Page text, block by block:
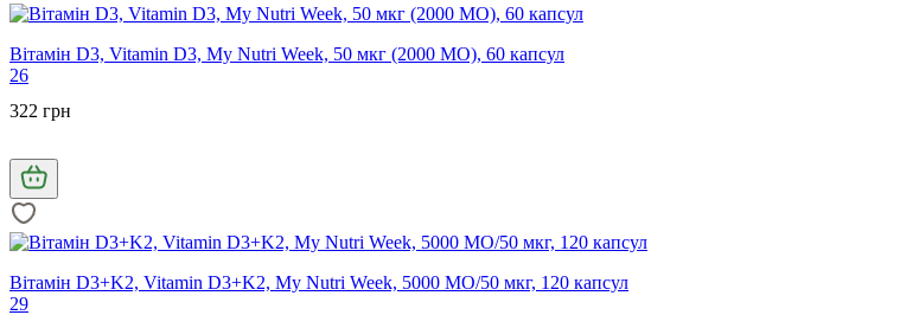
Вітамін D3, Vitamin D3, My Nutri Week, 50 мкг (2000 МО), 60 капсул
26
322 грн
Вітамін D3+K2, Vitamin D3+K2, My Nutri Week, 5000 МО/50 мкг, 120 капсул
29